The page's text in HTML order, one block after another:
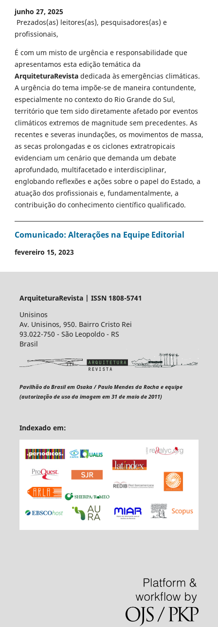
junho 27, 2025
Prezados(as) leitores(as), pesquisadores(as) e
profissionais,
É com um misto de urgência e responsabilidade que
apresentamos esta edição temática da
ArquiteturaRevista dedicada às emergências climáticas.
A urgência do tema impõe-se de maneira contundente,
especialmente no contexto do Rio Grande do Sul,
território que tem sido diretamente afetado por eventos
climáticos extremos de magnitude sem precedentes. As
recentes e severas inundações, os movimentos de massa,
as secas prolongadas e os ciclones extratropicais
evidenciam um cenário que demanda um debate
aprofundado, multifacetado e interdisciplinar,
englobando reflexões e ações sobre o papel do Estado, a
atuação dos profissionais e, fundamentalmente, a
contribuição do conhecimento científico qualificado.
Comunicado: Alterações na Equipe Editorial
fevereiro 15, 2023
ArquiteturaRevista | ISSN 1808-5741
Unisinos
Av. Unisinos, 950. Bairro Cristo Rei
93.022-750 - São Leopoldo - RS
Brasil
Pavilhão do Brasil em Osaka / Paulo Mendes da Rocha e equipe
(autorização de uso da imagem em 31 de maio de 2011)
Indexado em: